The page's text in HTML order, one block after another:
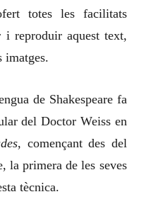
totes les facilitats
i reproduir aquest text,
imatges.
de Shakespeare fa
del Doctor Weiss en
, començant des del
la primera de les seves
tècnica.